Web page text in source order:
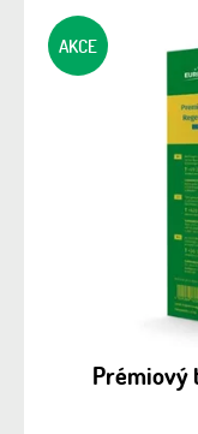
AKCE
Prémiový